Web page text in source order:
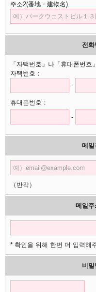
주소2(番地・建物名)
전
「자택번호」나「휴대폰번
자택번호：
-
휴대폰번호：
-
메일
（반각）
메일주
* 확인을 위해 한번 더 입력해
비